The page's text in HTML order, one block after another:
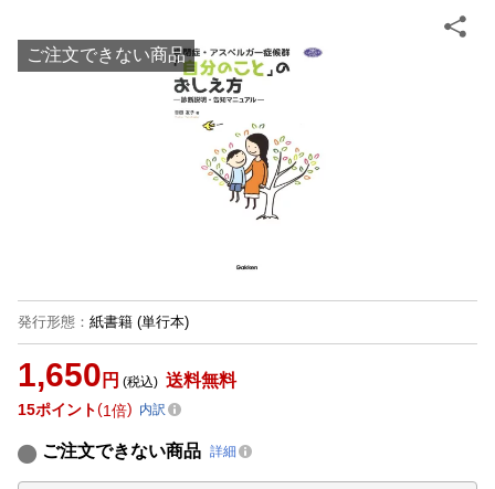
ご注文できない商品
発行形態 ： 紙書籍 (単行本)
1,650 円 (税込) 送料無料
15ポイント 1倍 内訳
ご注文できない商品 詳細